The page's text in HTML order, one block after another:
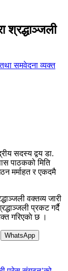
श्रद्धाञ्जली
सदस्य द्वय डा.
पाठकको मिति
मर्माहत र एकदमै
वक्तव्य जारी
प्रकट गर्दै
गरिएकाे छ ।
WhatsApp